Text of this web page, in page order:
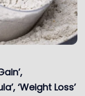
‘Weight Loss’